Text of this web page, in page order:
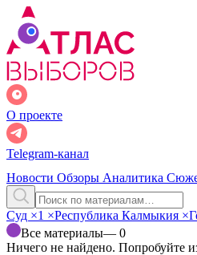
О проекте
Telegram-канал
Новости Обзоры Аналитика
Суд ×1 ×Республика Калмыкия ×
Все материалы— 0
Ничего не найдено. Попробуйте